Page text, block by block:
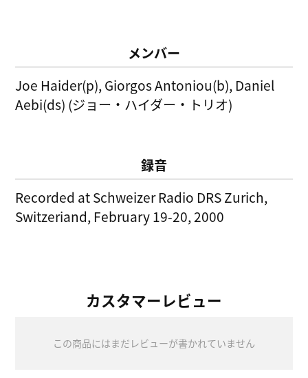
メンバー
Joe Haider(p), Giorgos Antoniou(b), Daniel
Aebi(ds) (ジョー・ハイダー・トリオ)
録音
Recorded at Schweizer Radio DRS Zurich,
Switzeriand, February 19-20, 2000
カスタマーレビュー
この商品にはまだレビューが書かれていません